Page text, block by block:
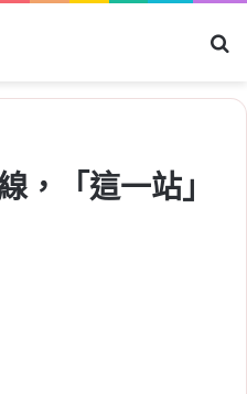
，「這一站」